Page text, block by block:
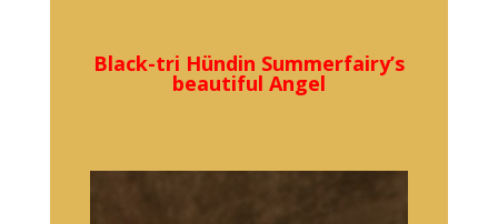
Black-tri Hündin Summerfairy’s
beautiful Angel